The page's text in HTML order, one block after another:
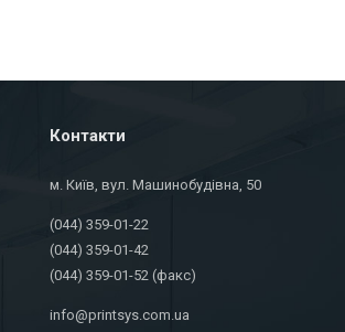
Контакти
м. Київ, вул. Машинобудівна, 50
(044) 359-01-22
(044) 359-01-42
(044) 359-01-52 (факс)
info@printsys.com.ua